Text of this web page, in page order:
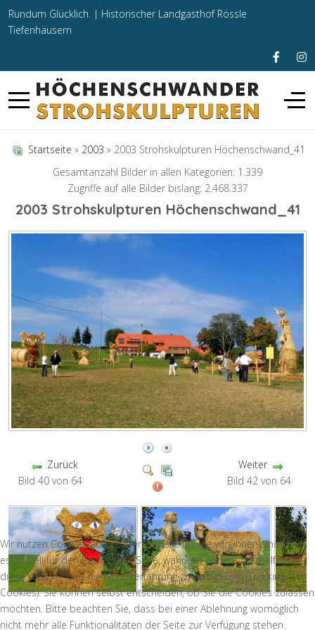
Rundum Glücklich. | Historischer Landgasthof Rössle
Tiefenhäusern
Startseite » 2003 » 2003 Strohskulpturen Höchenschwand_41
Gesamtanzahl Bilder in allen Kategorien: 1.339
Zugriffe auf alle Bilder bislang: 2.468.337
2003 Strohskulpturen Höchenschwand_41
Zurück
Bild 40 von 64
Weiter
Bild 42 von 64
Wir nutzen Cookies auf unserer Website. Einige von ihnen sind
essenziell für den Betrieb der Seite, während andere uns helfen,
diese Website und die Nutzererfahrung zu verbessern (Tracking
Cookies). Sie können selbst entscheiden, ob Sie die Cookies zulassen
möchten. Bitte beachten Sie, dass bei einer Ablehnung womöglich
nicht mehr alle Funktionalitäten der Seite zur Verfügung stehen.